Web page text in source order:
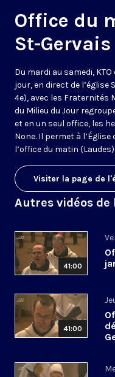
Office du
St-Gervais
Du mardi au samedi,
jour, en direct de
4e), avec les Fraternités
du Milieu du Jour
et en un seul office, les
None. Il permet à
l’office du matin
Visiter la page de
Autres vidéos de
41:00
41:00